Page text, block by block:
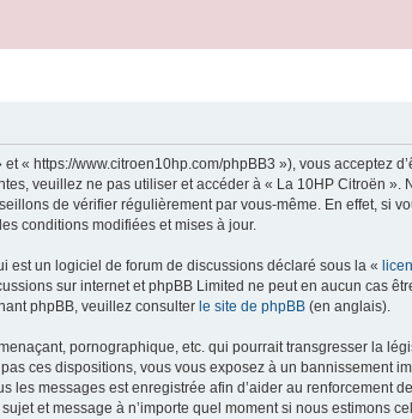
« https://www.citroen10hp.com/phpBB3 »), vous acceptez
veuillez ne pas utiliser et accéder à « La 10HP Citroën
de vérifier régulièrement par vous-même. En effet, si
conditions modifiées et mises à jour.
est un logiciel de forum de discussions déclaré sous la «
sur internet et phpBB Limited ne peut en aucun cas
phpBB, veuillez consulter le site de phpBB (en anglais).
pornographique, etc. qui pourrait transgresser la
ces dispositions, vous vous exposez à un bannissement
les messages est enregistrée afin d’aider au renforcement
et message à n’importe quel moment si nous estimons